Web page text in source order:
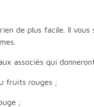
de plus facile. Il
associés qui
fruits rouges ;
;